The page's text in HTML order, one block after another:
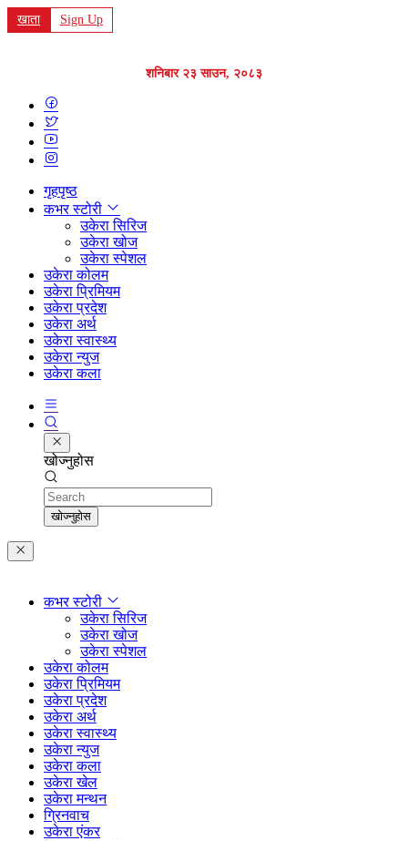
खाता Sign Up
शनिबार २३ साउन, २०८३
गृहपृष्ठ
कभर स्टोरी
उकेरा सिरिज
उकेरा खोज
उकेरा स्पेशल
उकेरा कोलम
उकेरा प्रिमियम
उकेरा प्रदेश
उकेरा अर्थ
उकेरा स्वास्थ्य
उकेरा न्युज
उकेरा कला
खोज्नुहोस
Search
खोज्नुहोस
कभर स्टोरी
उकेरा सिरिज
उकेरा खोज
उकेरा स्पेशल
उकेरा कोलम
उकेरा प्रिमियम
उकेरा प्रदेश
उकेरा अर्थ
उकेरा स्वास्थ्य
उकेरा न्युज
उकेरा कला
उकेरा खेल
उकेरा मन्थन
ग्रिनवाच
उकेरा एंकर